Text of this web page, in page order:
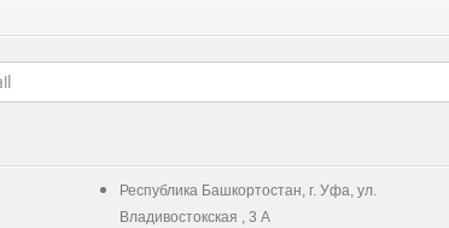
Республика Башкортостан, г. Уфа, ул.
Владивостокская , 3 А